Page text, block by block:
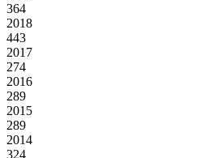
364
2018
443
2017
274
2016
289
2015
289
2014
324